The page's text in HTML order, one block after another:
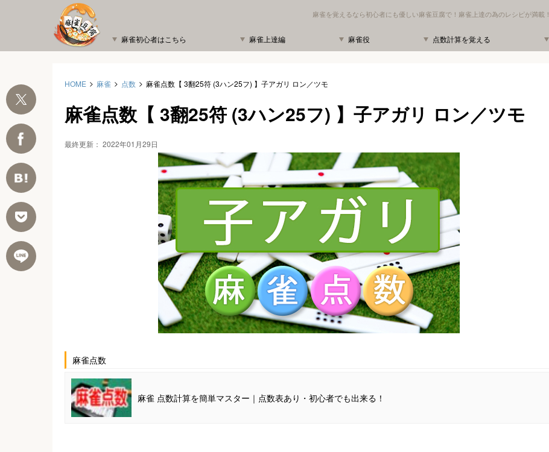
麻雀を覚えるなら初心者にも優しい麻雀豆腐で！麻雀上達の為のレシピが満載！
麻雀初心者はこちら 麻雀上達編 麻雀役 点数計算を覚える
HOME 麻雀 点数 麻雀点数【 3翻25符 (3ハン25フ) 】子アガリ ロン／ツモ
麻雀点数【 3翻25符 (3ハン25フ) 】子アガリ ロン／ツモ
最終更新： 2022年01月29日
麻雀点数
麻雀 点数計算を簡単マスター｜点数表あり・初心者でも出来る！